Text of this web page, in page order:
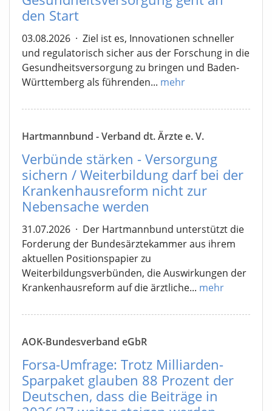
den Start
03.08.2026 · Ziel ist es, Innovationen schneller
und regulatorisch sicher aus der Forschung in die
Gesundheitsversorgung zu bringen und Baden-
Württemberg als führenden... mehr
Hartmannbund - Verband dt. Ärzte e. V.
Verbünde stärken - Versorgung
sichern / Weiterbildung darf bei der
Krankenhausreform nicht zur
Nebensache werden
31.07.2026 · Der Hartmannbund unterstützt die
Forderung der Bundesärztekammer aus ihrem
aktuellen Positionspapier zu
Weiterbildungsverbünden, die Auswirkungen der
Krankenhausreform auf die ärztliche... mehr
AOK-Bundesverband eGbR
Forsa-Umfrage: Trotz Milliarden-
Sparpaket glauben 88 Prozent der
Deutschen, dass die Beiträge in